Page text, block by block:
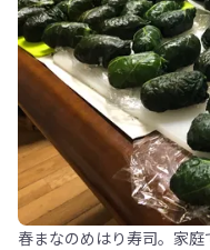
春まなのめはり寿司。家庭